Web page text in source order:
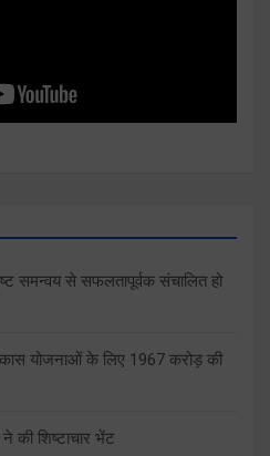
समन्वय से सफलतापूर्वक संचालित हो
योजनाओं के लिए 1967 करोड़ की
की शिष्टाचार भेंट